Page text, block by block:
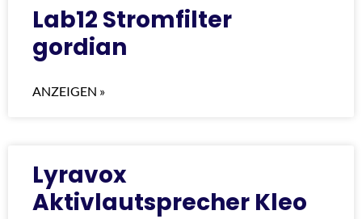
Lab12 Stromfilter
gordian
ANZEIGEN »
Lyravox
Aktivlautsprecher Kleo